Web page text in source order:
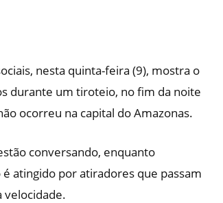
nesta quinta-feira (9), mostra o
durante um tiroteio, no fim da noite
ocorreu na capital do Amazonas.
conversando, enquanto
atingido por atiradores que passam
velocidade.